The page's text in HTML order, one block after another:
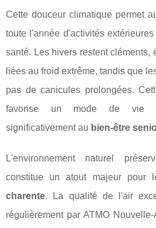
Cette douceur climatique permet
toute l'année d'activités
santé. Les hivers restent cléments,
liées au froid extrême, tandis que
pas de canicules prolongées.
favorise un mode de vie
significativement au bien-être
L'environnement naturel
constitue un atout majeur pour
charente. La qualité de l'air
régulièrement par ATMO